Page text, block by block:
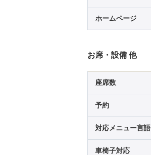
ホームページ
お席・設備 他
座席数
予約
対応メニュー言語
車椅子対応